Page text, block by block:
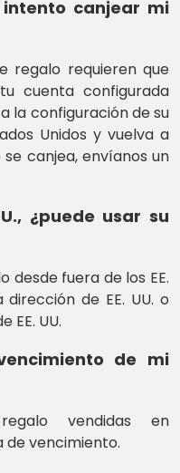
canjear mi
regalo requieren que
cuenta configurada
la configuración de su
Unidos y vuelva a
canjea, envíanos un
¿puede usar su
desde fuera de los EE.
de EE. UU. o
EE. UU.
de mi
vendidas en
de vencimiento.